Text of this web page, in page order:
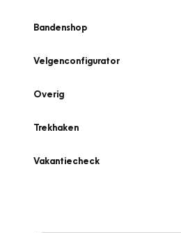
Bandenshop
Velgenconfigurator
Overig
Trekhaken
Vakantiecheck